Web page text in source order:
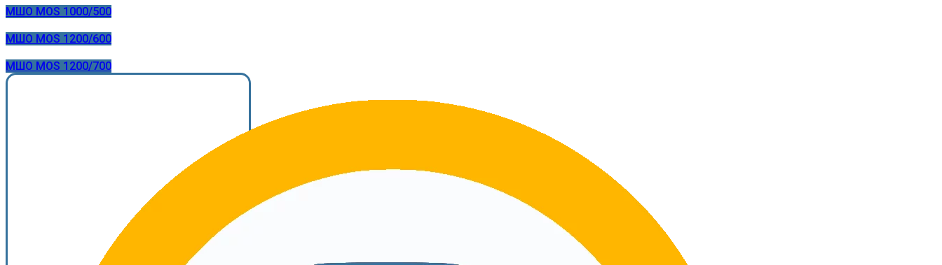
МШО MOS 1000/500
МШО MOS 1200/600
МШО MOS 1200/700